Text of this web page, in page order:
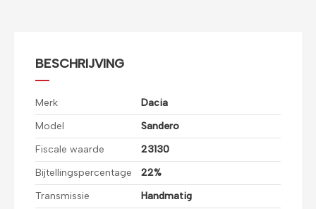
BESCHRIJVING
Merk
Dacia
Model
Sandero
Fiscale waarde
23130
Bijtellingspercentage
22%
Transmissie
Handmatig